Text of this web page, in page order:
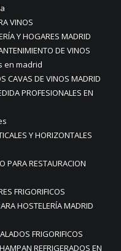
VINOS
Y HOGARES MADRID
DE VINOS
en madrid
CAVAS DE VINOS MADRID
PROFESIONALES EN
Y HORIZONTALES
PARA RESTAURACION
FRIGORIFICOS
HOSTELERÍA MADRID
FRIGORIFICOS
REFRIGERADOS EN